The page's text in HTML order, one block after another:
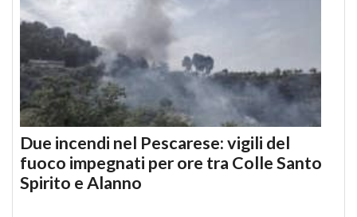
Due incendi nel Pescarese: vigili del
fuoco impegnati per ore tra Colle Santo
Spirito e Alanno